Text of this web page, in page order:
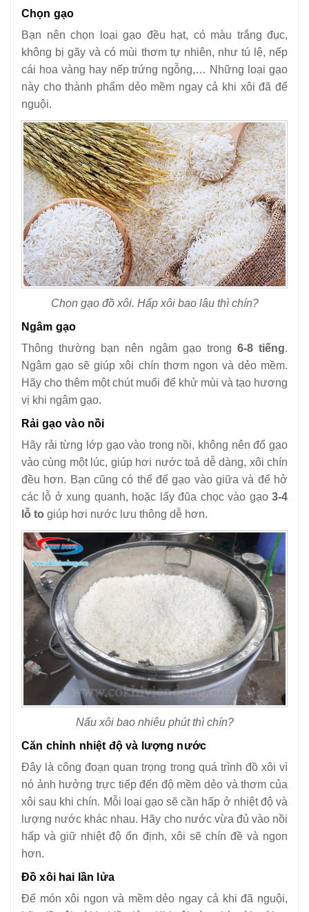
Chọn gạo
Bạn nên chọn loại gạo đều hạt, có màu trắng đục,
không bị gãy và có mùi thơm tự nhiên, như tú lệ, nếp
cái hoa vàng hay nếp trứng ngỗng,… Những loại gạo
này cho thành phẩm dẻo mềm ngay cả khi xôi đã để
nguội.
Chọn gạo đồ xôi. Hấp xôi bao lâu thì chín?
Ngâm gạo
Thông thường bạn nên ngâm gạo trong 6-8 tiếng.
Ngâm gạo sẽ giúp xôi chín thơm ngon và dẻo mềm.
Hãy cho thêm một chút muối để khử mùi và tạo hương
vị khi ngâm gạo.
Rải gạo vào nồi
Hãy rải từng lớp gạo vào trong nồi, không nên đổ gạo
vào cùng một lúc, giúp hơi nước toả dễ dàng, xôi chín
đều hơn. Bạn cũng có thể để gạo vào giữa và để hở
các lỗ ở xung quanh, hoặc lấy đũa chọc vào gạo 3-4
lỗ to giúp hơi nước lưu thông dễ hơn.
Nấu xôi bao nhiêu phút thì chín?
Căn chỉnh nhiệt độ và lượng nước
Đây là công đoạn quan trọng trong quá trình đồ xôi vì
nó ảnh hưởng trực tiếp đến độ mềm dẻo và thơm của
xôi sau khi chín. Mỗi loại gạo sẽ cần hấp ở nhiệt độ và
lượng nước khác nhau. Hãy cho nước vừa đủ vào nồi
hấp và giữ nhiệt độ ổn định, xôi sẽ chín đề và ngon
hơn.
Đồ xôi hai lần lửa
Để món xôi ngon và mềm dẻo ngay cả khi đã nguội,